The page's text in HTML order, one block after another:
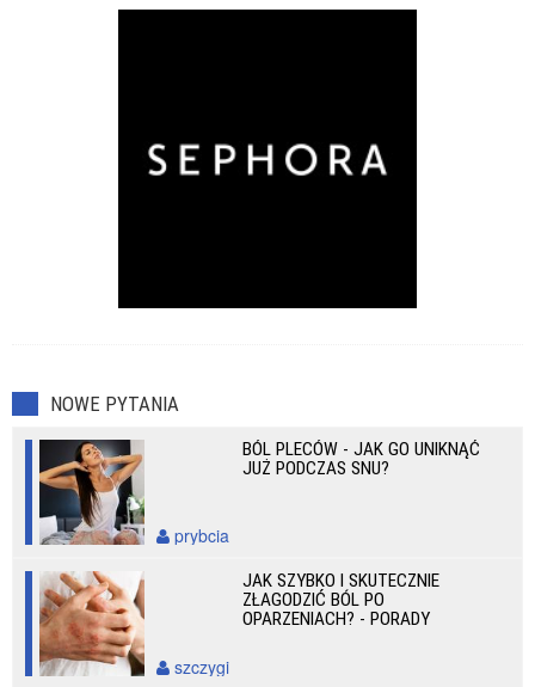
Przeziębienia
NOWE PYTANIA
BÓL PLECÓW - JAK GO UNIKNĄĆ
JUŻ PODCZAS SNU?
prybcia
JAK SZYBKO I SKUTECZNIE
ZŁAGODZIĆ BÓL PO
OPARZENIACH? - PORADY
szczygi